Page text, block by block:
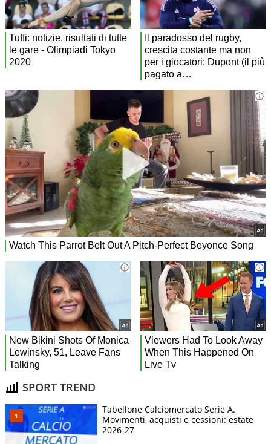
SPORT TREND
Tabellone Calciomercato Serie A.
Movimenti, acquisti e cessioni: estate
2026-27